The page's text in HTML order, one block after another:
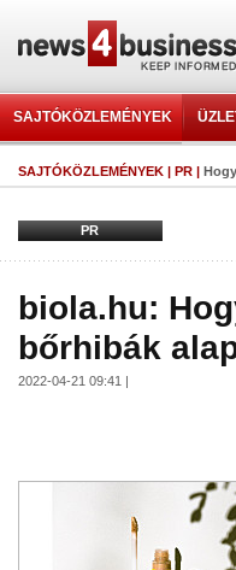
SAJTÓKÖZLEMÉNYEK
SAJTÓKÖZLEMÉNYEK | PR |
PR
biola.hu:
bőrhibák
2022-04-21 09:41 |